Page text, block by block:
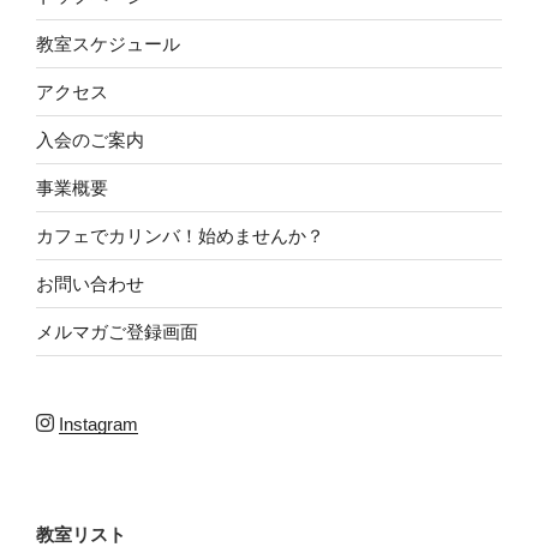
教室スケジュール
アクセス
入会のご案内
事業概要
カフェでカリンバ！始めませんか？
お問い合わせ
メルマガご登録画面
Instagram
教室リスト